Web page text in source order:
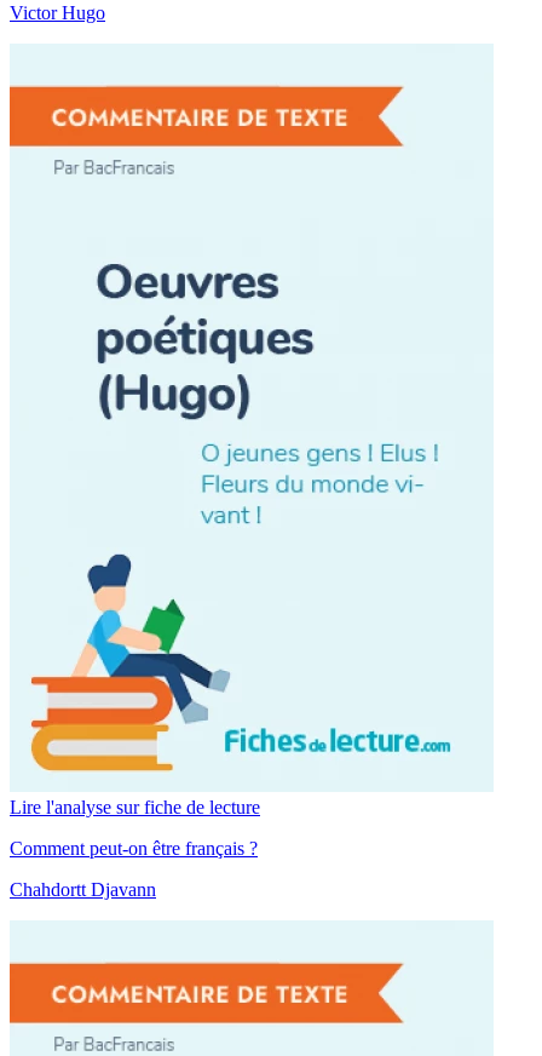
Victor Hugo
Lire l'analyse sur fiche de lecture
Comment peut-on être français ?
Chahdortt Djavann